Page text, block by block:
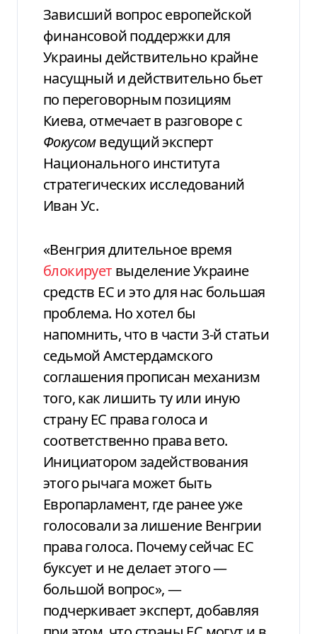
Зависший вопрос европейской
финансовой поддержки для
Украины действительно крайне
насущный и действительно бьет
по переговорным позициям
Киева, отмечает в разговоре с
Фокусомведущий эксперт
Национального института
стратегических исследований
Иван Ус.
«Венгрия длительное время
блокирует выделение Украине
средств ЕС и это для нас большая
проблема. Но хотел бы
напомнить, что в части 3-й статьи
седьмой Амстердамского
соглашения прописан механизм
того, как лишить ту или иную
страну ЕС права голоса и
соответственно права вето.
Инициатором задействования
этого рычага может быть
Европарламент, где ранее уже
голосовали за лишение Венгрии
права голоса. Почему сейчас ЕС
буксует и не делает этого —
большой вопрос», —
подчеркивает эксперт, добавляя